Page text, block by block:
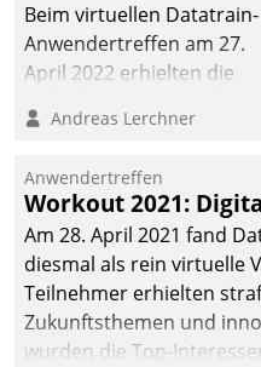
Beim virtuellen Datatrain-
Anwendertreffen am 27.
April 2022 erhielten die
Teilnehmer kurzweilige
Cloud-Strategien und -
Lösungen mit hohem
Zukunftspotenzial.
Andreas Lerchner
Anwendertreffen
Workout 2021:
Am 28. April 2021 fand
diesmal als rein virtuelle
Teilnehmer erhielten
Zukunftsthemen und
wurden die Top-